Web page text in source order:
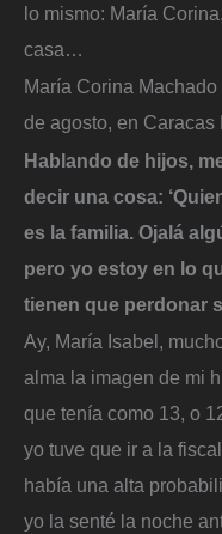
lo mismo: María
casa…
María Corina
de agosto, en Caracas
Hablando de hijos,
decir una cosa:
es la familia. Ojalá
pero yo estoy en lo
tienen que perdonar
Ay, María Isabel,
alma la imagen de mi
que tenía como 13, o
yo tuve que ir a la
había una alta
yo la senté la noche